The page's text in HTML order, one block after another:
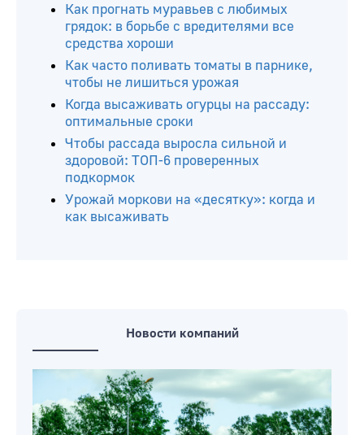
Как прогнать муравьев с любимых
грядок: в борьбе с вредителями все
средства хороши
Как часто поливать томаты в парнике,
чтобы не лишиться урожая
Когда высаживать огурцы на рассаду:
оптимальные сроки
Чтобы рассада выросла сильной и
здоровой: ТОП-6 проверенных
подкормок
Урожай моркови на «десятку»: когда и
как высаживать
Новости компаний